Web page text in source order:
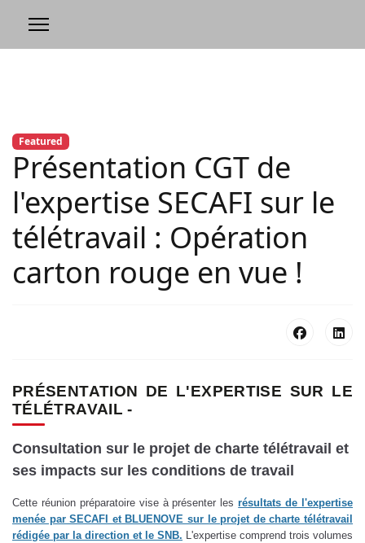
Featured
Présentation CGT de
l'expertise SECAFI sur le
télétravail : Opération
carton rouge en vue !
PRÉSENTATION DE L'EXPERTISE SUR LE
TÉLÉTRAVAIL -
Consultation sur le projet de charte télétravail et
ses impacts sur les conditions de travail
Cette réunion préparatoire vise à présenter lesrésultats de l'expertise
menée par SECAFI et BLUENOVE sur le projet de charte télétravail
rédigée par la direction et le SNB. L'expertise comprend trois volumes